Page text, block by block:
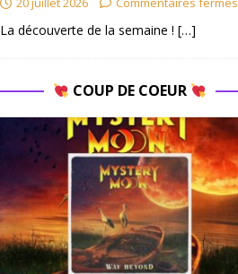
La découverte de la semaine ! […]
COUP DE COEUR